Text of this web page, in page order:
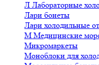
Л Лабораторные
Лари бонеты
Лари холодильные
М Медицинские
Микромаркеты
Моноблоки для